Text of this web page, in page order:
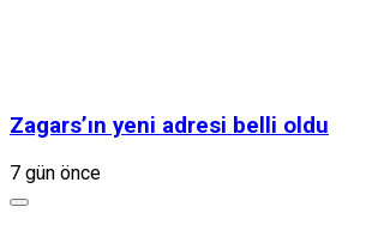
Zagars’ın yeni adresi belli oldu
7 gün önce